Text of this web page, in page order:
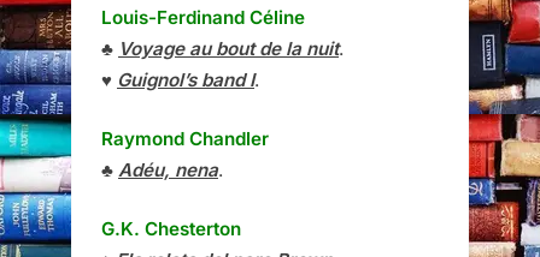
Louis-Ferdinand Céline
♣ Voyage au bout de la nuit.
♥ Guignol’s band I.
Raymond Chandler
♣ Adéu, nena.
G.K. Chesterton